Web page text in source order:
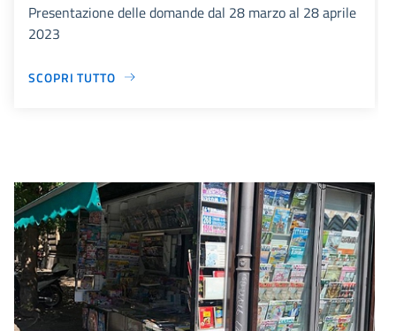
Presentazione delle domande dal 28 marzo al 28 aprile
2023
SCOPRI TUTTO